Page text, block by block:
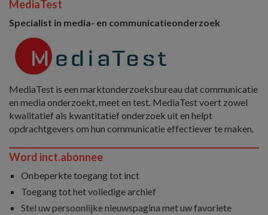
MediaTest
Specialist in media- en communicatieonderzoek
MediaTest is een marktonderzoeksbureau dat communicatie
en media onderzoekt, meet en test. MediaTest voert zowel
kwalitatief als kwantitatief onderzoek uit en helpt
opdrachtgevers om hun communicatie effectiever te maken.
Word inct.abonnee
Onbeperkte toegang tot inct
Toegang tot het volledige archief
Stel uw persoonlijke nieuwspagina met uw favoriete